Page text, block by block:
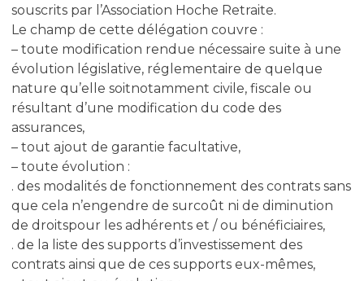
souscrits par l’Association Hoche Retraite.
Le champ de cette délégation couvre :
– toute modification rendue nécessaire suite à une
évolution législative, réglementaire de quelque
nature qu’elle soitnotamment civile, fiscale ou
résultant d’une modification du code des
assurances,
– tout ajout de garantie facultative,
– toute évolution :
. des modalités de fonctionnement des contrats sans
que cela n’engendre de surcoût ni de diminution
de droitspour les adhérents et / ou bénéficiaires,
. de la liste des supports d’investissement des
contrats ainsi que de ces supports eux-mêmes,